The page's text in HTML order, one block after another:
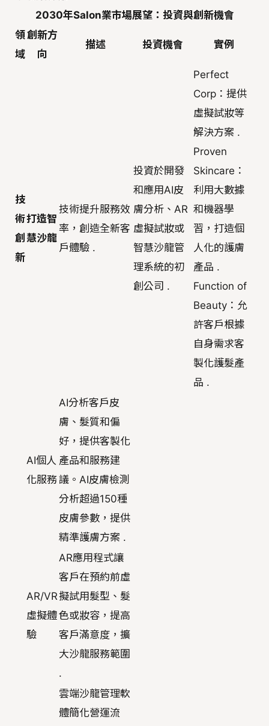
2030年Salon業市場展望：投資與創新機會
領
域
創新方
向
描述 投資機會 實例
技
術
創
新
打造智
慧沙龍
技術提升服務效
率，創造全新客
戶體驗 .
投資於開發
和應用AI皮
膚分析、AR
虛擬試妝或
智慧沙龍管
理系統的初
創公司 .
Perfect
Corp：提供
虛擬試妝等
解決方案 .
Proven
Skincare：
利用大數據
和機器學
習，打造個
人化的護膚
產品 .
Function of
Beauty：允
許客戶根據
自身需求客
製化護髮產
品 .
AI個人
化服務
AI分析客戶皮
膚、髮質和偏
好，提供客製化
產品和服務建
議。AI皮膚檢測
分析超過150種
皮膚參數，提供
精準護膚方案 .
AR/VR
虛擬體
驗
AR應用程式讓
客戶在預約前虛
擬試用髮型、髮
色或妝容，提高
客戶滿意度，擴
大沙龍服務範圍
.
雲端沙龍管理軟
體簡化營運流